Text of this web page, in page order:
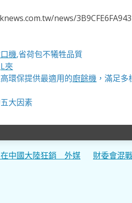
news/
機,省荷包不犧牲品質
L夾
環保提供最適用的廚餘機，滿足多
大因素
在中國大陸狂銷 外媒
財委會混